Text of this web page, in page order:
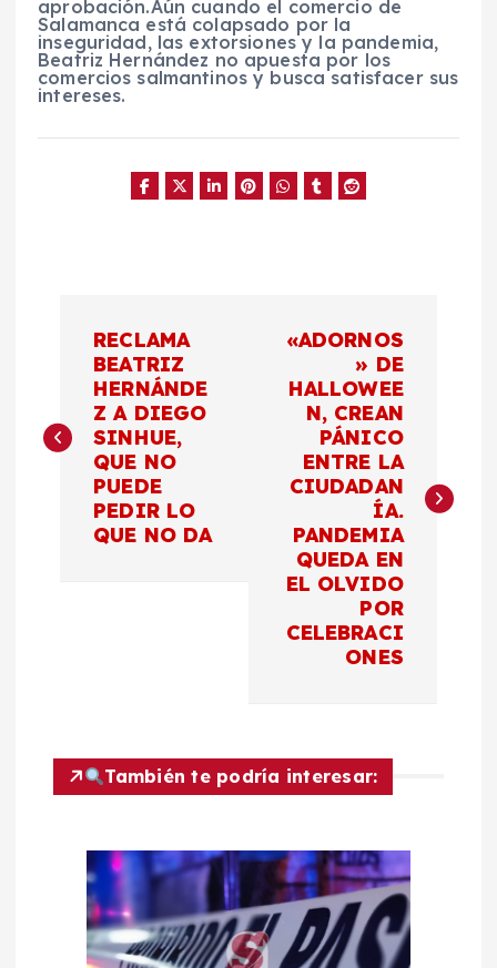
aprobación.Aún cuando el comercio de
Salamanca está colapsado por la
inseguridad, las extorsiones y la pandemia,
Beatriz Hernández no apuesta por los
comercios salmantinos y busca satisfacer sus
intereses.
v
ó
n
RECLAMA
BEATRIZ
HERNÁNDE
Z A DIEGO
SINHUE,
QUE NO
PUEDE
PEDIR LO
QUE NO DA
«ADORNOS
» DE
HALLOWEE
N, CREAN
PÁNICO
ENTRE LA
CIUDADAN
ÍA.
PANDEMIA
QUEDA EN
EL OLVIDO
POR
CELEBRACI
ONES
También te podría interesar: